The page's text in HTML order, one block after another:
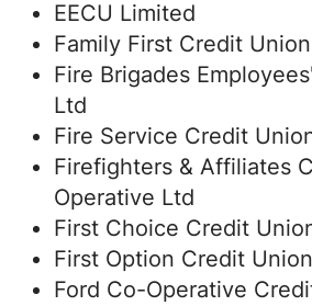
EECU Limited
Family First Credit
Fire Brigades
Ltd
Fire Service Credit
Firefighters & Affiliates
Operative Ltd
First Choice Credit
First Option Credit
Ford Co-Operative